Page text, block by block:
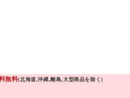
無料(北海道,沖縄,離島,大型商品を除く)